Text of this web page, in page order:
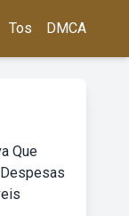
Tos DMCA
Que